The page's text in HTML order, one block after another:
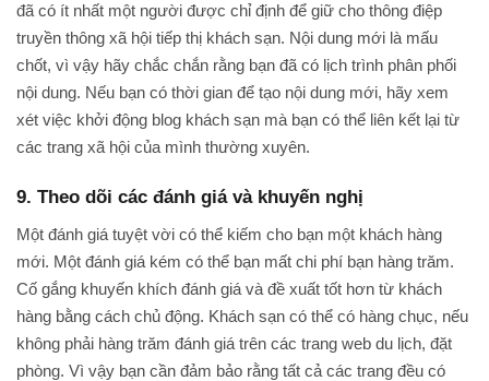
đã có ít nhất một người được chỉ định để giữ cho thông điệp
truyền thông xã hội tiếp thị khách sạn. Nội dung mới là mấu
chốt, vì vậy hãy chắc chắn rằng bạn đã có lịch trình phân phối
nội dung. Nếu bạn có thời gian để tạo nội dung mới, hãy xem
xét việc khởi động blog khách sạn mà bạn có thể liên kết lại từ
các trang xã hội của mình thường xuyên.
9. Theo dõi các đánh giá và khuyến nghị
Một đánh giá tuyệt vời có thể kiếm cho bạn một khách hàng
mới. Một đánh giá kém có thể bạn mất chi phí bạn hàng trăm.
Cố gắng khuyến khích đánh giá và đề xuất tốt hơn từ khách
hàng bằng cách chủ động. Khách sạn có thể có hàng chục, nếu
không phải hàng trăm đánh giá trên các trang web du lịch, đặt
phòng. Vì vậy bạn cần đảm bảo rằng tất cả các trang đều có